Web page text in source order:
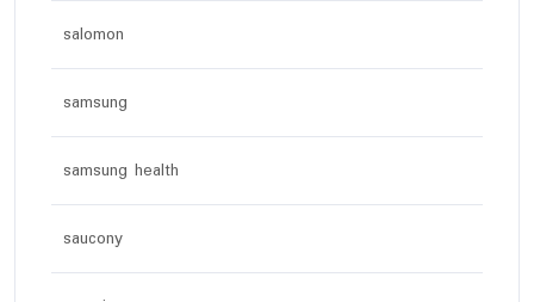
salomon
samsung
samsung health
saucony